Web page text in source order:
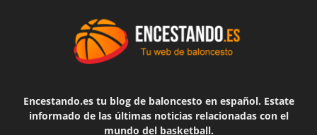
Encestando.es tu blog de baloncesto en español. Estate
informado de las últimas noticias relacionadas con el
mundo del basketball.